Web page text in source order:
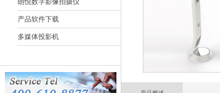
朗悦数字影像拍摄仪
产品软件下载
多媒体投影机